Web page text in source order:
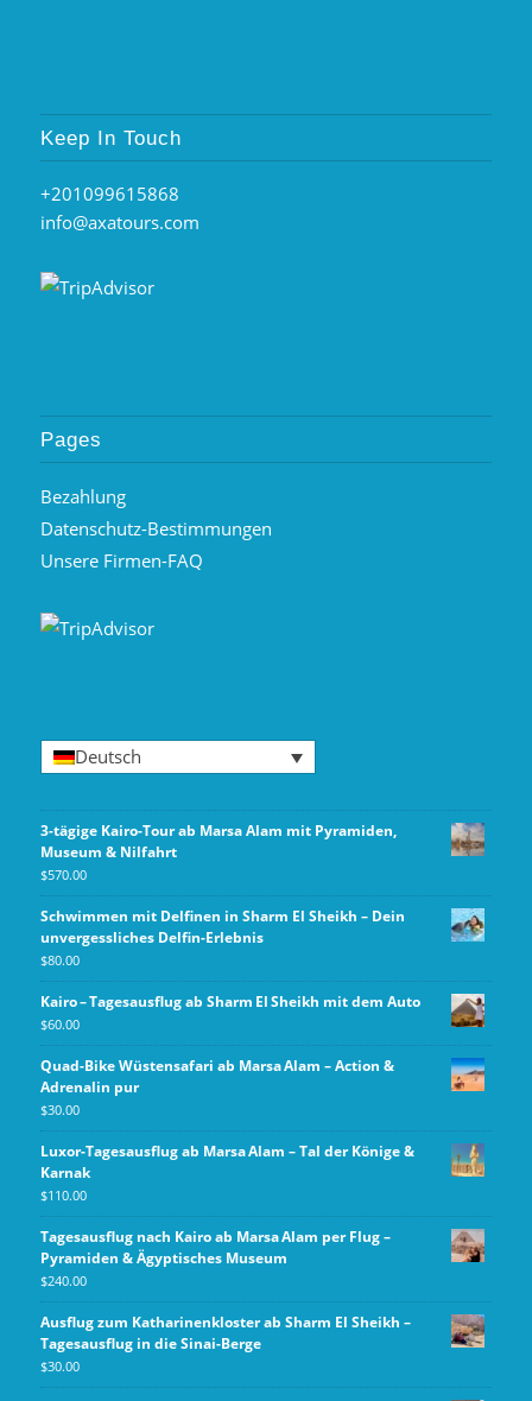
Keep In Touch
+201099615868
info@axatours.com
Pages
Bezahlung
Datenschutz-Bestimmungen
Unsere Firmen-FAQ
Deutsch
3-tägige Kairo-Tour ab Marsa Alam mit Pyramiden,
Museum & Nilfahrt
$570.00
Schwimmen mit Delfinen in Sharm El Sheikh – Dein
unvergessliches Delfin-Erlebnis
$80.00
Kairo – Tagesausflug ab Sharm El Sheikh mit dem Auto
$60.00
Quad-Bike Wüstensafari ab Marsa Alam – Action &
Adrenalin pur
$30.00
Luxor-Tagesausflug ab Marsa Alam – Tal der Könige &
Karnak
$110.00
Tagesausflug nach Kairo ab Marsa Alam per Flug –
Pyramiden & Ägyptisches Museum
$240.00
Ausflug zum Katharinenkloster ab Sharm El Sheikh –
Tagesausflug in die Sinai-Berge
$30.00